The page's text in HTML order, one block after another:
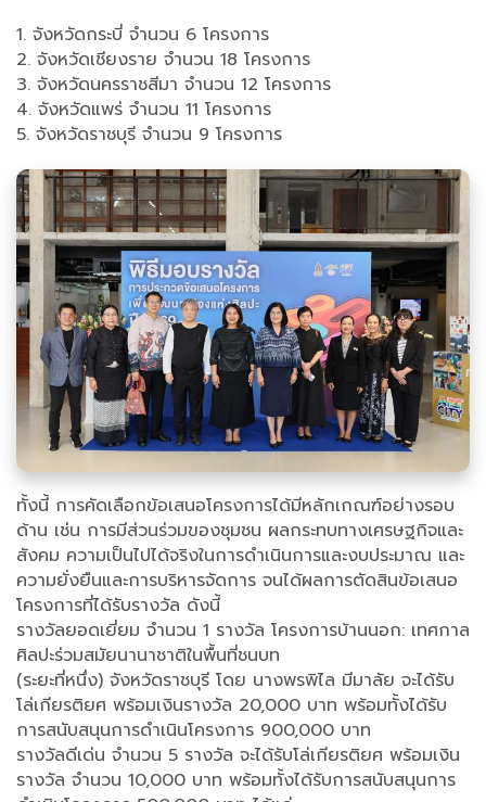
1. จังหวัดกระบี่ จำนวน 6 โครงการ
2. จังหวัดเชียงราย จำนวน 18 โครงการ
3. จังหวัดนครราชสีมา จำนวน 12 โครงการ
4. จังหวัดแพร่ จำนวน 11 โครงการ
5. จังหวัดราชบุรี จำนวน 9 โครงการ
ทั้งนี้ การคัดเลือกข้อเสนอโครงการได้มีหลักเกณฑ์อย่างรอบ
ด้าน เช่น การมีส่วนร่วมของชุมชน ผลกระทบทางเศรษฐกิจและ
สังคม ความเป็นไปได้จริงในการดำเนินการและงบประมาณ และ
ความยั่งยืนและการบริหารจัดการ จนได้ผลการตัดสินข้อเสนอ
โครงการที่ได้รับรางวัล ดังนี้
รางวัลยอดเยี่ยม จำนวน 1 รางวัล โครงการบ้านนอก: เทศกาล
ศิลปะร่วมสมัยนานาชาติในพื้นที่ชนบท
(ระยะที่หนึ่ง) จังหวัดราชบุรี โดย นางพรพิไล มีมาลัย จะได้รับ
โล่เกียรติยศ พร้อมเงินรางวัล 20,000 บาท พร้อมทั้งได้รับ
การสนับสนุนการดำเนินโครงการ 900,000 บาท
รางวัลดีเด่น จำนวน 5 รางวัล จะได้รับโล่เกียรติยศ พร้อมเงิน
รางวัล จำนวน 10,000 บาท พร้อมทั้งได้รับการสนับสนุนการ